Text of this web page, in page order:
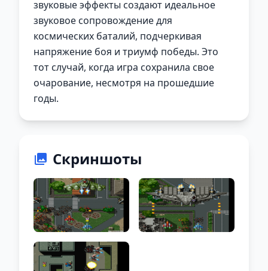
звуковые эффекты создают идеальное
звуковое сопровождение для
космических баталий, подчеркивая
напряжение боя и триумф победы. Это
тот случай, когда игра сохранила свое
очарование, несмотря на прошедшие
годы.
Скриншоты